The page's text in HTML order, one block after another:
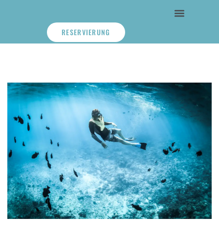
RESERVIERUNG